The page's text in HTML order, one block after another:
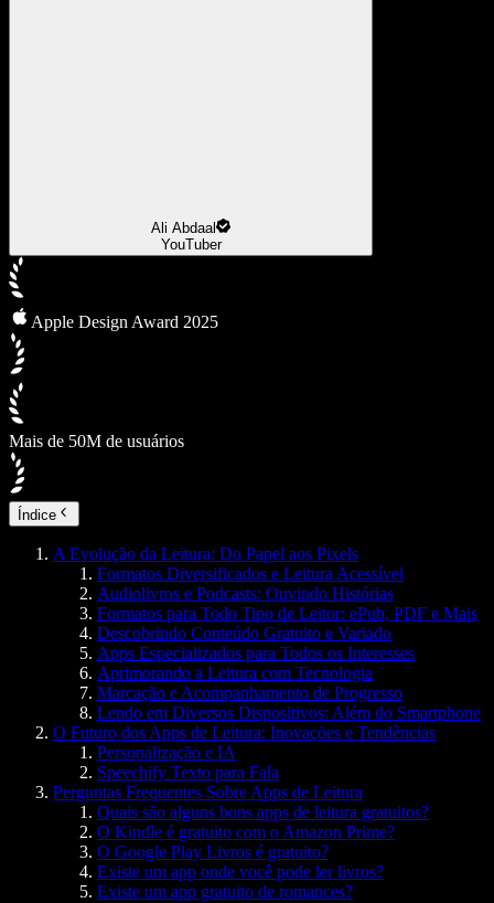
Ali Abdaal
YouTuber
Apple Design Award 2025
Mais de 50M de usuários
Índice
A Evolução da Leitura: Do Papel aos Pixels
Formatos Diversificados e Leitura Acessível
Audiolivros e Podcasts: Ouvindo Histórias
Formatos para Todo Tipo de Leitor: ePub, PDF e Mais
Descobrindo Conteúdo Gratuito e Variado
Apps Especializados para Todos os Interesses
Aprimorando a Leitura com Tecnologia
Marcação e Acompanhamento de Progresso
Lendo em Diversos Dispositivos: Além do Smartphone
O Futuro dos Apps de Leitura: Inovações e Tendências
Personalização e IA
Speechify Texto para Fala
Perguntas Frequentes Sobre Apps de Leitura
Quais são alguns bons apps de leitura gratuitos?
O Kindle é gratuito com o Amazon Prime?
O Google Play Livros é gratuito?
Existe um app onde você pode ler livros?
Existe um app gratuito de romances?